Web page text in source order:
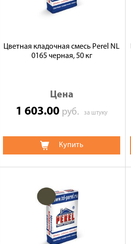
Цветная кладочная смесь Perel NL
0165 черная, 50 кг
Цена
1 603.00 руб.за штуку
Купить